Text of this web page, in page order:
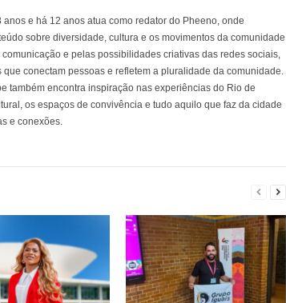
e há 12 anos atua como redator do Pheeno, onde
sobre diversidade, cultura e os movimentos da comunidade
comunicação e pelas possibilidades criativas das redes sociais,
conectam pessoas e refletem a pluralidade da comunidade.
também encontra inspiração nas experiências do Rio de
os espaços de convivência e tudo aquilo que faz da cidade
e conexões.